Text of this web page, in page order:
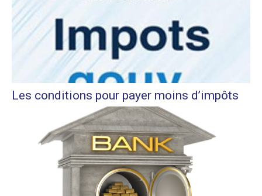
Les conditions pour payer moins d’impôts